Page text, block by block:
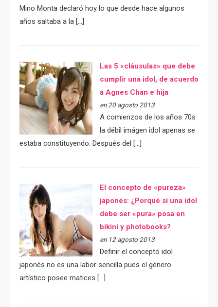
Mino Monta declaró hoy lo que desde hace algunos
años saltaba a la […]
Las 5 «cláusulas» que debe
cumplir una idol, de acuerdo
a Agnes Chan e hija
en 20 agosto 2013
A comienzos de los años 70s
la débil imágen idol apenas se
estaba constituyendo. Después del […]
El concepto de «pureza»
japonés: ¿Porqué si una idol
debe ser «pura» posa en
bikini y photobooks?
en 12 agosto 2013
Definir el concepto idol
japonés no es una labor sencilla pues el género
artístico posee matices […]